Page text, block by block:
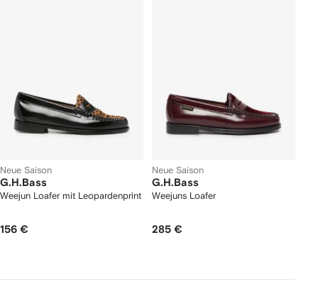
Neue Saison
G.H.Bass
Weejun Loafer mit Leopardenprint
156 €
Neue Saison
G.H.Bass
Weejuns Loafer
285 €